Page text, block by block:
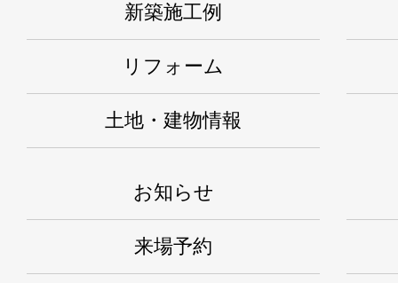
新築施工例
リフォーム
土地・建物情報
お知らせ
来場予約